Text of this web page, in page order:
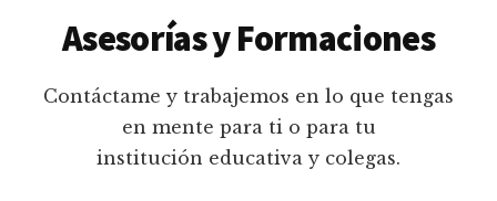
Asesorías y Formaciones
Contáctame y trabajemos en lo que tengas
en mente para ti o para tu
institución educativa y colegas.